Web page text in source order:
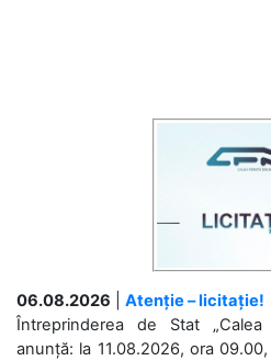
06.08.2026
Atenție – licitație!
Întreprinderea de Stat
anunță: la 11.08.2026, ora